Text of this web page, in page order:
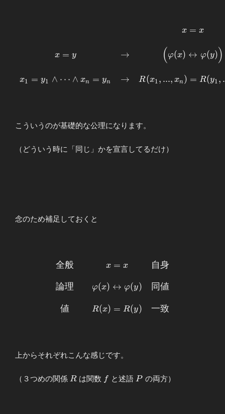
φ(x)↔ φ(y) \Bigr) \\ \\
x_1=y_1∧\cdots ∧x_n=y_n
R(x_1,...,x_n)=R(y_1,...,y_n)
x = y
x1 = y1 ∧ ⋯ ∧ xn = yn
→
→
x = x
(φ(x) ↔ φ(y))
R(x1 , ..., xn) = R(y1 , .
こういうのが基礎的な公理になります。
（どういう時に「同じ」かを宣言してるだけ）
念のため補足しておくと
\begin{array}
&& x=x & 自
R(x)=R(y) &
一致
全般
論理
値
x = x
φ(x) ↔ φ(y)
R(x) = R(y)
自身
同値
一致
上からそれぞれこんな感じです。
（３つめの関係 R
R は関数 ff と述語 P
P の両方）